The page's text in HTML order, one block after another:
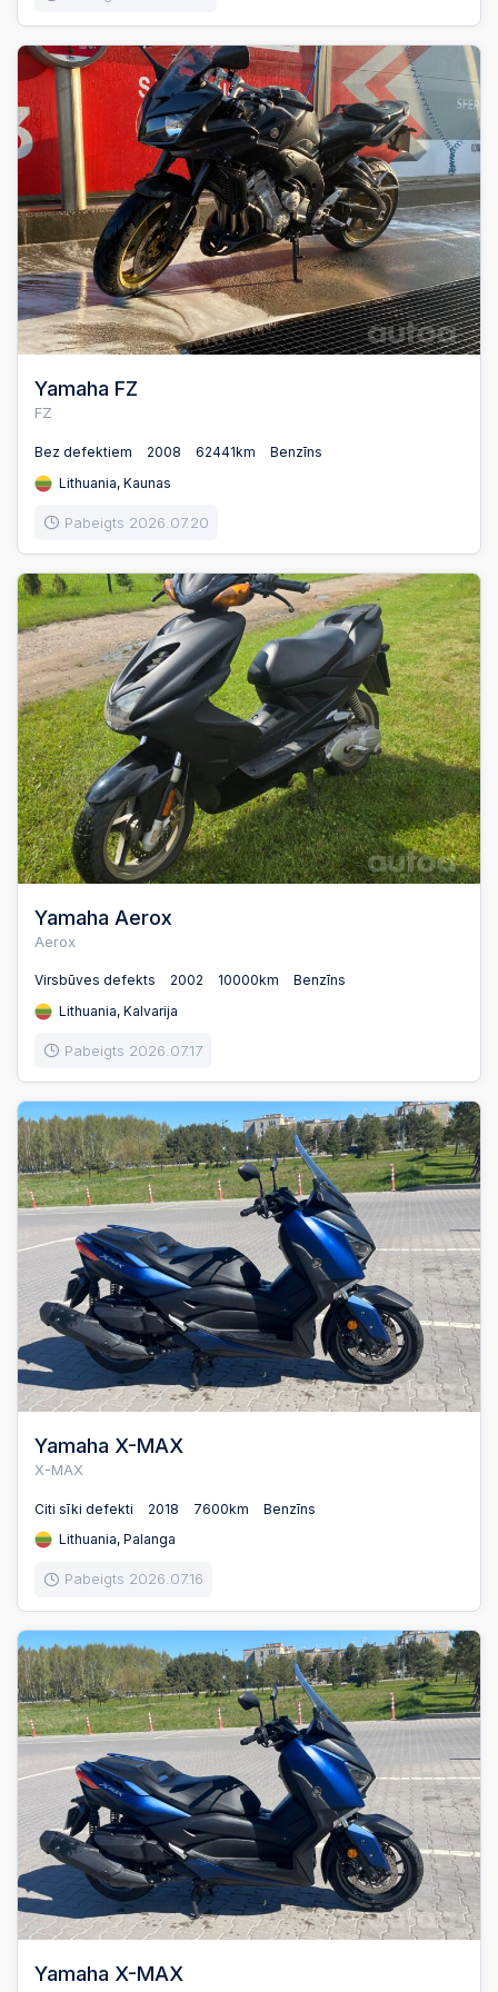
Yamaha FZ
FZ
Bez defektiem 2008 62441km
Benzīns
Lithuania, Kaunas
Pabeigts 2026.07.20
Yamaha Aerox
Aerox
Virsbūves defekts 2002 10000km
Benzīns
Lithuania, Kalvarija
Pabeigts 2026.07.17
Yamaha X-MAX
X-MAX
Citi sīki defekti 2018 7600km
Benzīns
Lithuania, Palanga
Pabeigts 2026.07.16
Yamaha X-MAX